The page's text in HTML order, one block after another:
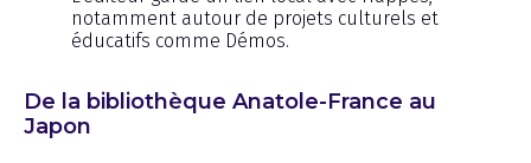
notamment autour de projets culturels et
éducatifs comme Démos.
De la bibliothèque Anatole-France au
Japon